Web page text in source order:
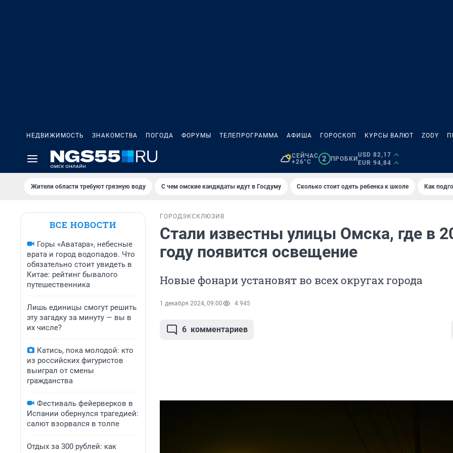
НЕДВИЖИМОСТЬ ЗНАКОМСТВА ПОГОДА ФОРУМЫ ТЕЛЕПРОГРАММА АФИША ГОРОСКОП КУРСЫ ВАЛЮТ ZODY
СЕЙЧАС
+26°C
2 ПРОБКИ
USD 82,17
EUR 94,84
Жители области требуют грязную воду С чем омские кандидаты идут в Госдуму Сколько стоит одеть ребенка к школе Как
ВСЕ НОВОСТИ
Горы «Аватара», небесные
врата и город водопадов. Что
обязательно стоит увидеть в
Китае: рейтинг бывалого
путешественника
Лишь единицы смогут решить
эту загадку за минуту — вы в
их числе?
Катись, пока молодой: кто
из российских фигуристов
выиграл от смены
гражданства
Фестиваль фейерверков в
Испании обернулся трагедией:
салют взорвался в толпе
Отдых за 300 рублей: как
ГОРОДЭКСКЛЮЗИВ
Стали известны улицы Омска, где в
году появится освещение
Новые фонари установят во всех округах города
1 декабря 2024, 09:00 4 945
6 комментариев